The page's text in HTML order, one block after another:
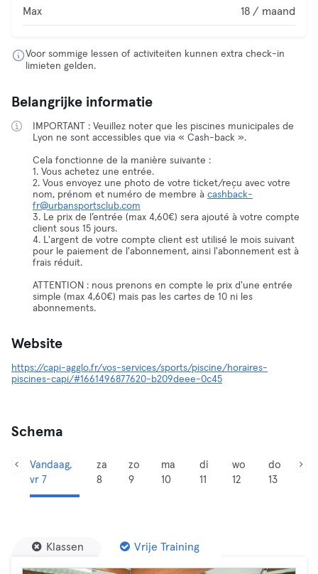
Max 18 / maand
Voor sommige lessen of activiteiten kunnen extra check-in
limieten gelden.
Belangrijke informatie
IMPORTANT : Veuillez noter que les piscines municipales de
Lyon ne sont accessibles que via « Cash-back ».
Cela fonctionne de la manière suivante :
1. Vous achetez une entrée.
2. Vous envoyez une photo de votre ticket/reçu avec votre
nom, prénom et numéro de membre à cashback-
fr@urbansportsclub.com
3. Le prix de l’entrée (max 4,60€) sera ajouté à votre compte
client sous 15 jours.
4. L'argent de votre compte client est utilisé le mois suivant
pour le paiement de l'abonnement, ainsi l'abonnement est à
frais réduit.
ATTENTION : nous prenons en compte le prix d'une entrée
simple (max 4,60€) mais pas les cartes de 10 ni les
abonnements.
Website
https://capi-agglo.fr/vos-services/sports/piscine/horaires-
piscines-capi/#1661496877620-b209deee-0c45
Schema
Vandaag,
vr 7
za
8
zo
9
ma
10
di
11
wo
12
do
13
Klassen Vrije Training